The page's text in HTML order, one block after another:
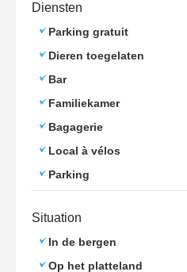
Diensten
Parking gratuit
Dieren toegelaten
Bar
Familiekamer
Bagagerie
Local à vélos
Parking
Situation
In de bergen
Op het platteland